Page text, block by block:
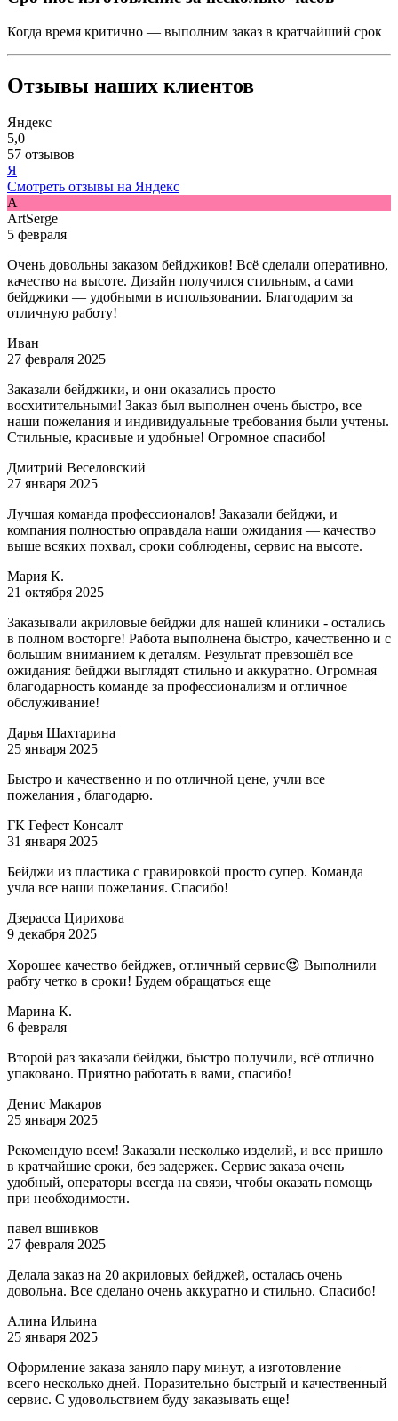
Когда время критично — выполним заказ в кратчайший срок
Отзывы наших клиентов
Яндекс
5,0
57 отзывов
Я
Смотреть отзывы на Яндекс
A
ArtSerge
5 февраля
Очень довольны заказом бейджиков! Всё сделали оперативно,
качество на высоте. Дизайн получился стильным, а сами
бейджики — удобными в использовании. Благодарим за
отличную работу!
Иван
27 февраля 2025
Заказали бейджики, и они оказались просто
восхитительными! Заказ был выполнен очень быстро, все
наши пожелания и индивидуальные требования были учтены.
Стильные, красивые и удобные! Огромное спасибо!
Дмитрий Веселовский
27 января 2025
Лучшая команда профессионалов! Заказали бейджи, и
компания полностью оправдала наши ожидания — качество
выше всяких похвал, сроки соблюдены, сервис на высоте.
Мария К.
21 октября 2025
Заказывали акриловые бейджи для нашей клиники - остались
в полном восторге! Работа выполнена быстро, качественно и с
большим вниманием к деталям. Результат превзошёл все
ожидания: бейджи выглядят стильно и аккуратно. Огромная
благодарность команде за профессионализм и отличное
обслуживание!
Дарья Шахтарина
25 января 2025
Быстро и качественно и по отличной цене, учли все
пожелания , благодарю.
ГК Гефест Консалт
31 января 2025
Бейджи из пластика с гравировкой просто супер. Команда
учла все наши пожелания. Спасибо!
Дзерасса Цирихова
9 декабря 2025
Хорошее качество бейджев, отличный сервис😍 Выполнили
рабту четко в сроки! Будем обращаться еще
Марина К.
6 февраля
Второй раз заказали бейджи, быстро получили, всё отлично
упаковано. Приятно работать в вами, спасибо!
Денис Макаров
25 января 2025
Рекомендую всем! Заказали несколько изделий, и все пришло
в кратчайшие сроки, без задержек. Сервис заказа очень
удобный, операторы всегда на связи, чтобы оказать помощь
при необходимости.
павел вшивков
27 февраля 2025
Делала заказ на 20 акриловых бейджей, осталась очень
довольна. Все сделано очень аккуратно и стильно. Спасибо!
Алина Ильина
25 января 2025
Оформление заказа заняло пару минут, а изготовление —
всего несколько дней. Поразительно быстрый и качественный
сервис. С удовольствием буду заказывать еще!